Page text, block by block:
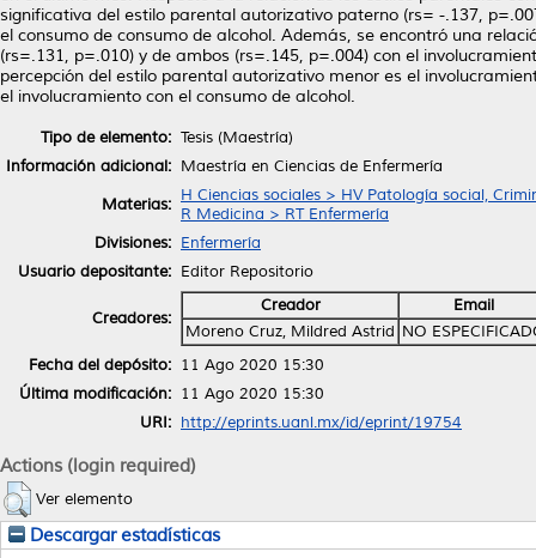
significativa del estilo parental autorizativo paterno (rs= -.137,
el consumo de consumo de alcohol. Además, se encontró una
(rs=.131, p=.010) y de ambos (rs=.145, p=.004) con el
percepción del estilo parental autorizativo menor es el
el involucramiento con el consumo de alcohol.
Tipo de elemento: Tesis (Maestría)
Información adicional: Maestría en Ciencias de Enfermería
Materias: H Ciencias sociales > HV Patología social,
R Medicina > RT Enfermería
Divisiones: Enfermería
Usuario depositante: Editor Repositorio
Creadores:
Creador
Email
Moreno Cruz, Mildred Astrid NO
Fecha del depósito: 11 Ago 2020 15:30
Última modificación: 11 Ago 2020 15:30
URI: http://eprints.uanl.mx/id/eprint/19754
Actions (login required)
Ver elemento
Descargar estadísticas